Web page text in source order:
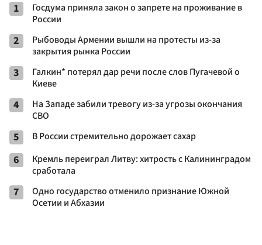
1
Госдума приняла закон о запрете на проживание в
России
2
Рыбоводы Армении вышли на протесты из-за
закрытия рынка России
3
Галкин* потерял дар речи после слов Пугачевой о
Киеве
4
На Западе забили тревогу из-за угрозы окончания
СВО
5 В России стремительно дорожает сахар
6
Кремль переиграл Литву: хитрость с Калининградом
сработала
7
Одно государство отменило признание Южной
Осетии и Абхазии